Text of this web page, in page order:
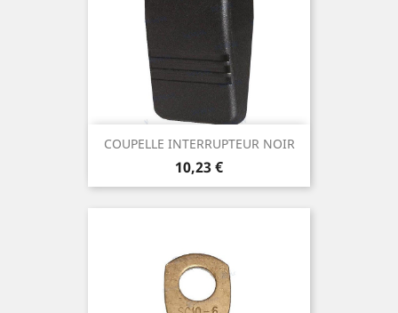
COUPELLE INTERRUPTEUR NOIR
Prix
10,23 €